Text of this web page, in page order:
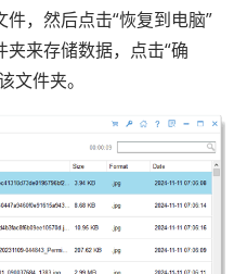
，然后点击“恢复到电脑”
来存储数据，点击“确
文件夹​​。